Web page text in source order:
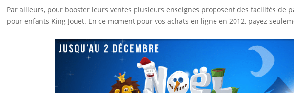
Par ailleurs, pour booster leurs ventes plusieurs enseignes proposent des facilités de
pour enfants King Jouet. En ce moment pour vos achats en ligne en 2012, payez